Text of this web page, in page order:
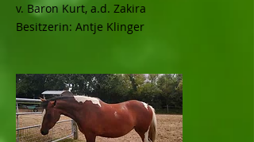
v. Baron Kurt, a.d. Zakira
Besitzerin: Antje Klinger